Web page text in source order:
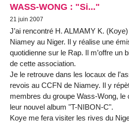
WASS-WONG : "Si..."
21 juin 2007
J’ai rencontré H. ALMAMY K.
Niamey au Niger. Il y réalise une
quotidienne sur le Rap. Il m’offre un
de cette association.
Je le retrouve dans les locaux de
revois au CCFN de Niamey. Il y
membres du groupe Wass-Wong,
leur nouvel album "T-NIBON-C".
Koye me fera visiter les rives du